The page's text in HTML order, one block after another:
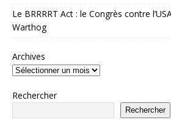
Le BRRRRT Act : le Congrès contre
Warthog
Archives
Rechercher
Rechercher